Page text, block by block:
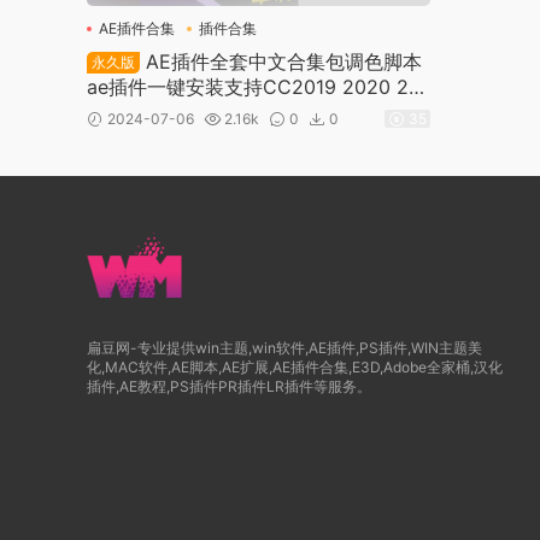
AE插件合集
插件合集
永久版
AE插件全套中文合集包调色脚本
ae插件一键安装支持CC2019 2020 20
21 2022 2023 2024（WINDOW）
2024-07-06 2.16k 0 0
扁豆网-专业提供win主题,win软件,AE插件,PS插件,WIN主题美
化,MAC软件,AE脚本,AE扩展,AE插件合集,E3D,Adobe全家桶,汉化
插件,AE教程,PS插件PR插件LR插件等服务。